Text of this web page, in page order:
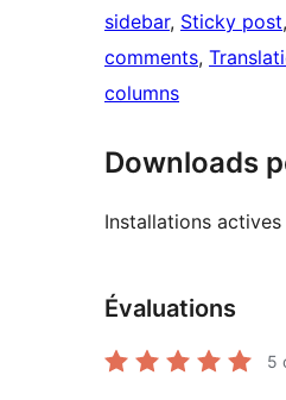
sidebar, Sticky post,
comments,
columns
Downloads
Installations actives
Évaluations
5